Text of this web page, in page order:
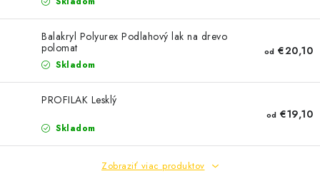
KONTAKTY
OBCHODNÉ PODMIENKY
HODNOTENIE OBCHODU
MIEŠANIE FARIEB
Balakryl Polyurex Podlahový lak na drevo
polomat
Skladom
od €20,10
PROFILAK Lesklý
Skladom
od €19,10
Zobraziť viac produktov